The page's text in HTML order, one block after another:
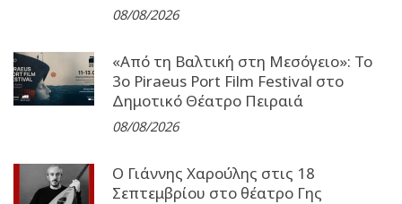
08/08/2026
«Από τη Βαλτική στη Μεσόγειο»: Το
3o Piraeus Port Film Festival στο
Δημοτικό Θέατρο Πειραιά
08/08/2026
Ο Γιάννης Χαρούλης στις 18
Σεπτεμβρίου στο θέατρο Γης